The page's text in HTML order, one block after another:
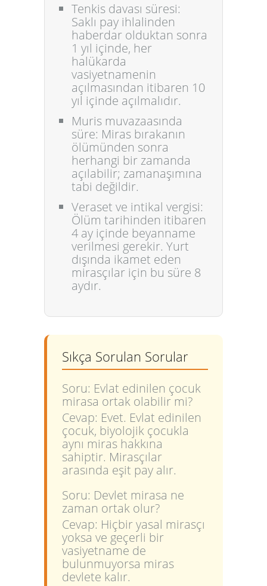
Tenkis davası süresi:
Saklı pay ihlalinden
haberdar olduktan sonra
1 yıl içinde, her
halükarda
vasiyetnamenin
açılmasından itibaren 10
yıl içinde açılmalıdır.
Muris muvazaasında
süre: Miras bırakanın
ölümünden sonra
herhangi bir zamanda
açılabilir; zamanaşımına
tabi değildir.
Veraset ve intikal vergisi:
Ölüm tarihinden itibaren
4 ay içinde beyanname
verilmesi gerekir. Yurt
dışında ikamet eden
mirasçılar için bu süre 8
aydır.
Sıkça Sorulan Sorular
Soru: Evlat edinilen çocuk
mirasa ortak olabilir mi?
Cevap: Evet. Evlat edinilen
çocuk, biyolojik çocukla
aynı miras hakkına
sahiptir. Mirasçılar
arasında eşit pay alır.
Soru: Devlet mirasa ne
zaman ortak olur?
Cevap: Hiçbir yasal mirasçı
yoksa ve geçerli bir
vasiyetname de
bulunmuyorsa miras
devlete kalır.